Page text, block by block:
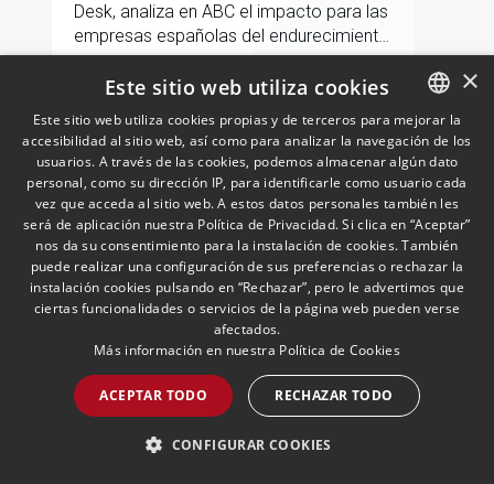
Desk, analiza en ABC el impacto para las
empresas españolas del endurecimiento
de las sanciones de EE.UU. contra Cuba.
LEER MÁS >>
Andersen nombra a Pablo
Gómez-Acebo como
codirector de Fiscal en Iberia
junto con Borja de Gabriel
29/04/2026Fiscal
SPANISH
ENGLISH
PORTUGUESE
×
Este sitio web utiliza cookies
Este sitio web utiliza cookies propias y de terceros para mejorar la
accesibilidad al sitio web, así como para analizar la navegación de los
usuarios. A través de las cookies, podemos almacenar algún dato
personal, como su dirección IP, para identificarle como usuario cada
vez que acceda al sitio web. A estos datos personales también les
será de aplicación nuestra Política de Privacidad. Si clica en “Aceptar”
nos da su consentimiento para la instalación de cookies. También
puede realizar una configuración de sus preferencias o rechazar la
instalación cookies pulsando en “Rechazar”, pero le advertimos que
ciertas funcionalidades o servicios de la página web pueden verse
afectados.
Más información en nuestra Política de Cookies
ACEPTAR TODO RECHAZAR TODO
CONFIGURAR COOKIES